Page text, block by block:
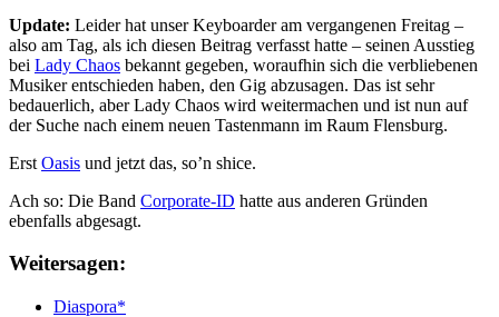
Update: Leider hat unser Keyboarder am vergangenen Freitag –
also am Tag, als ich diesen Beitrag verfasst hatte – seinen Ausstieg
bei Lady Chaos bekannt gegeben, woraufhin sich die verbliebenen
Musiker entschieden haben, den Gig abzusagen. Das ist sehr
bedauerlich, aber Lady Chaos wird weitermachen und ist nun auf
der Suche nach einem neuen Tastenmann im Raum Flensburg.
Erst Oasis und jetzt das, so’n shice.
Ach so: Die Band Corporate-ID hatte aus anderen Gründen
ebenfalls abgesagt.
Weitersagen:
Diaspora*